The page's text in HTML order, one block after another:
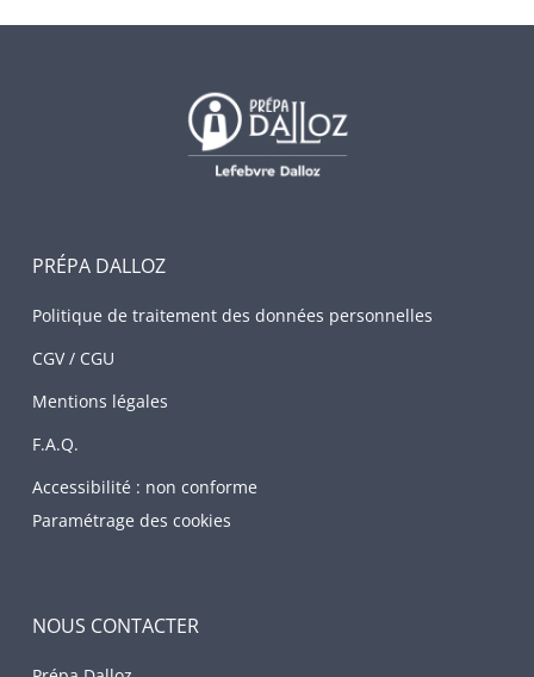
PRÉPA DALLOZ
Politique de traitement des données personnelles
CGV / CGU
Mentions légales
F.A.Q.
Accessibilité : non conforme
Paramétrage des cookies
NOUS CONTACTER